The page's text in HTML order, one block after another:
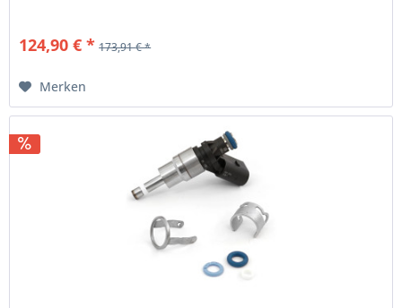
124,90 € * 173,91 € *
Merken